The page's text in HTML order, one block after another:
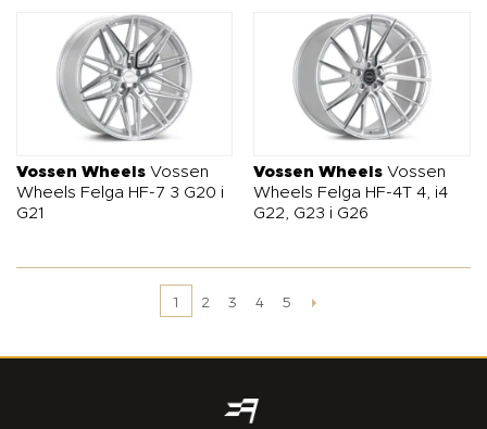
Vossen Wheels Vossen
Wheels Felga HF-7 3 G20 i
G21
Vossen Wheels Vossen
Wheels Felga HF-4T 4, i4
G22, G23 i G26
1 2 3 4 5